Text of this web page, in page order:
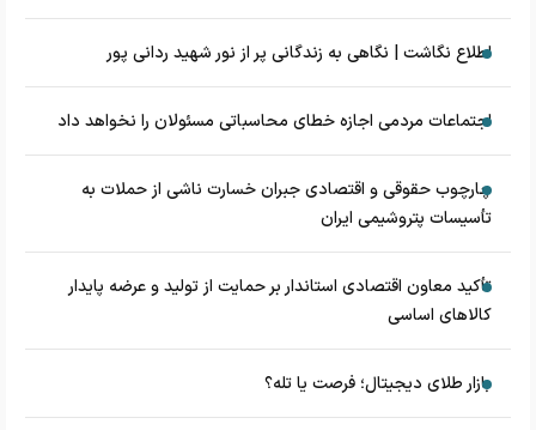
اطلاع نگاشت | نگاهی به زندگانی پر از نور شهید ردانی پور
اجتماعات مردمی اجازه خطای محاسباتی مسئولان را نخواهد داد
چارچوب حقوقی و اقتصادی جبران خسارت ناشی از حملات به
تأسیسات پتروشیمی ایران
تأکید معاون اقتصادی استاندار بر حمایت از تولید و عرضه پایدار
کالاهای اساسی
بازار طلای دیجیتال؛ فرصت یا تله؟